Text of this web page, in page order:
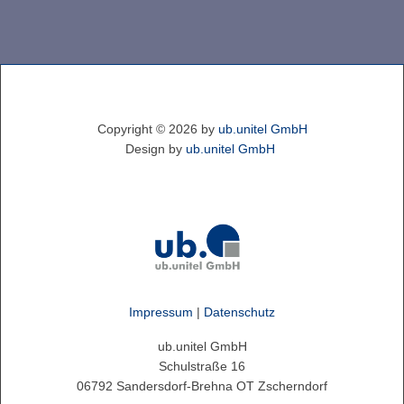
Copyright © 2026 by ub.unitel GmbH
Design by ub.unitel GmbH
Impressum | Datenschutz
ub.unitel GmbH
Schulstraße 16
06792 Sandersdorf-Brehna OT Zscherndorf